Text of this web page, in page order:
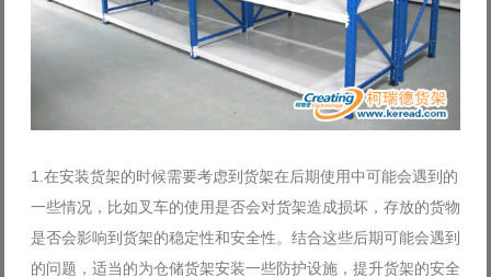
1.在安装货架的时候需要考虑到货架在后期使用中可能会遇到的
一些情况，比如叉车的使用是否会对货架造成损坏，存放的货物
是否会影响到货架的稳定性和安全性。结合这些后期可能会遇到
的问题，适当的为仓储货架安装一些防护设施，提升货架的安全